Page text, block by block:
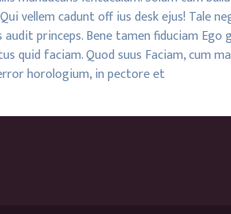
vellem cadunt off ius desk ejus! Tale
princeps. Bene tamen fiduciam
quid faciam. Quod suus Faciam, cum
horologium, in pectore et